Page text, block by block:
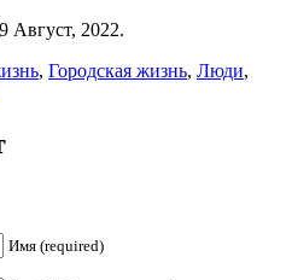
Август, 2022.
, Городская жизнь, Люди,
Имя (required)